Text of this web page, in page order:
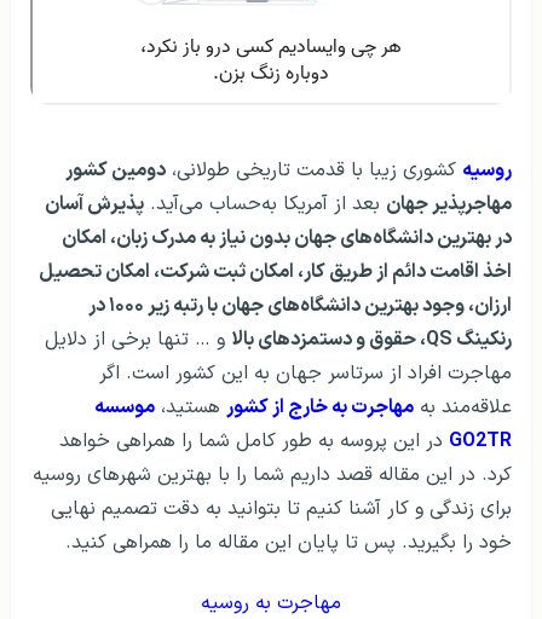
روسیه کشوری زیبا با قدمت تاریخی طولانی، دومین کشور
مهاجرپذیر جهان بعد از آمریکا به‌حساب می‌آید. پذیرش آسان
در بهترین دانشگاه‌های جهان بدون نیاز به مدرک زبان، امکان
اخذ اقامت دائم از طریق کار، امکان ثبت شرکت، امکان تحصیل
ارزان، وجود بهترین دانشگاه‌های جهان با رتبه زیر ۱۰۰۰ در
رنکینگ QS، حقوق و دستمزدهای بالا
و … تنها برخی از دلایل
مهاجرت افراد از سرتاسر جهان به این کشور است. اگر
علاقه‌مند به مهاجرت به خارج از کشور هستید، موسسه
GO2TR در این پروسه به طور کامل شما را همراهی خواهد
کرد. در این مقاله قصد داریم شما را با بهترین شهرهای روسیه
برای زندگی و کار آشنا کنیم تا بتوانید به دقت تصمیم نهایی
خود را بگیرید. پس تا پایان این مقاله ما را همراهی کنید.
مهاجرت به روسیه